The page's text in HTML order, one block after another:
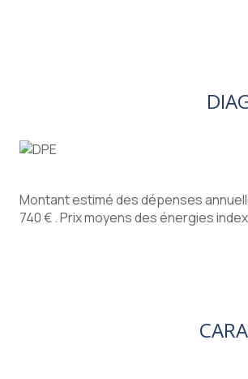
Montant estimé des dépenses
740 € . Prix moyens des énergies